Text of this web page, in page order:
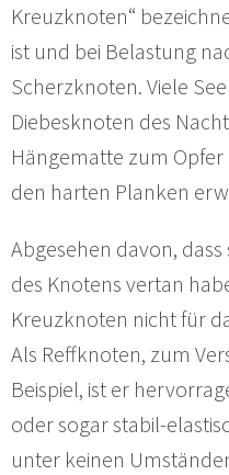
Kreuzknoten“
ist und bei Belastung
Scherzknoten. Viele
Diebesknoten des
Hängematte zum
den harten Planken
Abgesehen davon, dass
des Knotens vertan
Kreuzknoten nicht für
Als Reffknoten, zum
Beispiel, ist er
oder sogar stabil-
unter keinen